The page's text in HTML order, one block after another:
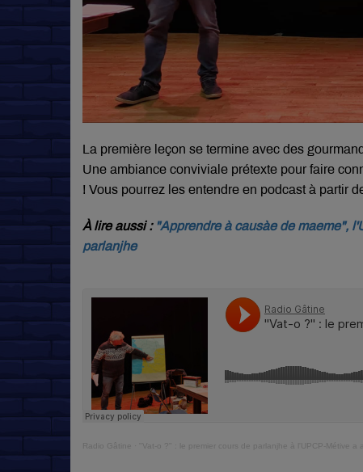
La première leçon se termine avec des
Une ambiance conviviale prétexte pour faire
! Vous pourrez les entendre en podcast à partir
À lire aussi : "Apprendre à causàe de maeme",
parlanjhe
Radio Gâtine "Vat-o ?" : le premier cours de parlanjhe à l'UPCP-Métive a